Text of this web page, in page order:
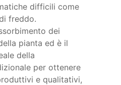
difficili come
freddo.
dei
pianta ed è il
della
per ottenere
e qualitativi,